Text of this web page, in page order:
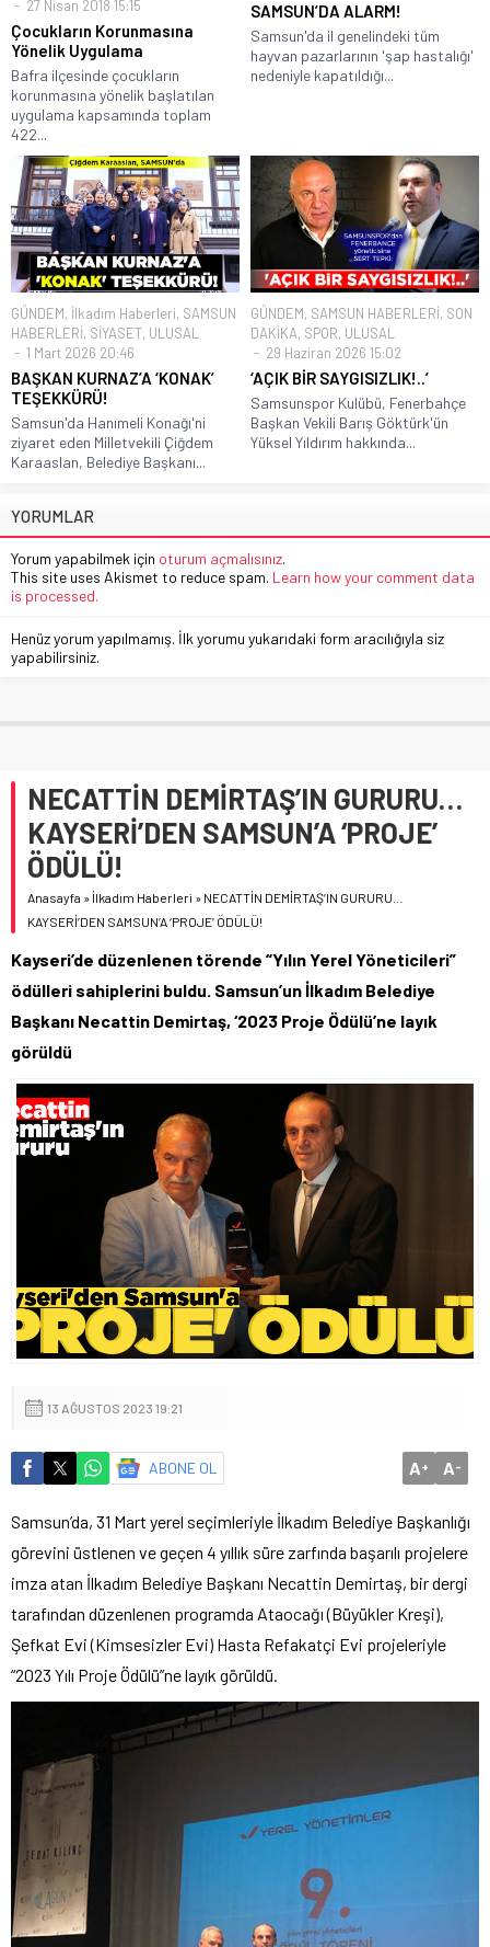
27 Nisan 2018 15:15
Çocukların Korunmasına
Yönelik Uygulama
Bafra ilçesinde çocukların
korunmasına yönelik başlatılan
uygulama kapsamında toplam
422...
SAMSUN’DA ALARM!
Samsun'da il genelindeki tüm
hayvan pazarlarının 'şap hastalığı'
nedeniyle kapatıldığı...
GÜNDEM, İlkadım Haberleri, SAMSUN
HABERLERİ, SİYASET, ULUSAL
1 Mart 2026 20:46
BAŞKAN KURNAZ’A ‘KONAK’
TEŞEKKÜRÜ!
Samsun'da Hanımeli Konağı'ni
ziyaret eden Milletvekili Çiğdem
Karaaslan, Belediye Başkanı...
GÜNDEM, SAMSUN HABERLERİ, SON
DAKİKA, SPOR, ULUSAL
29 Haziran 2026 15:02
‘AÇIK BİR SAYGISIZLIK!..’
Samsunspor Kulübü, Fenerbahçe
Başkan Vekili Barış Göktürk'ün
Yüksel Yıldırım hakkında...
YORUMLAR
Yorum yapabilmek için oturum açmalısınız.
This site uses Akismet to reduce spam. Learn how your comment data
is processed.
Henüz yorum yapılmamış. İlk yorumu yukarıdaki form aracılığıyla siz
yapabilirsiniz.
NECATTİN DEMİRTAŞ’IN GURURU…
KAYSERİ’DEN SAMSUN’A ‘PROJE’
ÖDÜLÜ!
Anasayfa » İlkadım Haberleri » NECATTİN DEMİRTAŞ’IN GURURU…
KAYSERİ’DEN SAMSUN’A ‘PROJE’ ÖDÜLÜ!
Kayseri’de düzenlenen törende “Yılın Yerel Yöneticileri”
ödülleri sahiplerini buldu. Samsun’un İlkadım Belediye
Başkanı Necattin Demirtaş, ‘2023 Proje Ödülü’ne layık
görüldü
13 AĞUSTOS 2023 19:21
ABONE OL A+ A-
Samsun’da, 31 Mart yerel seçimleriyle İlkadım Belediye Başkanlığı
görevini üstlenen ve geçen 4 yıllık süre zarfında başarılı projelere
imza atan İlkadım Belediye Başkanı Necattin Demirtaş, bir dergi
tarafından düzenlenen programda Ataocağı (Büyükler Kreşi),
Şefkat Evi (Kimsesizler Evi) Hasta Refakatçi Evi projeleriyle
“2023 Yılı Proje Ödülü”ne layık görüldü.